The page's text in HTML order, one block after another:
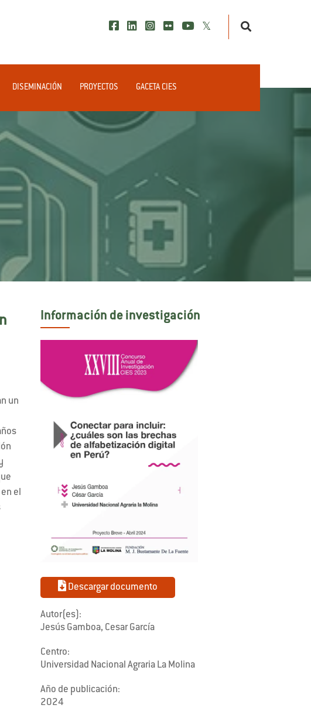
DISEMINACIÓN PROYECTOS GACETA CIES
un
el
Información de investigación
Descargar documento
Autor(es):
Jesús Gamboa, Cesar García
Centro:
Universidad Nacional Agraria La Molina
Año de publicación:
2024